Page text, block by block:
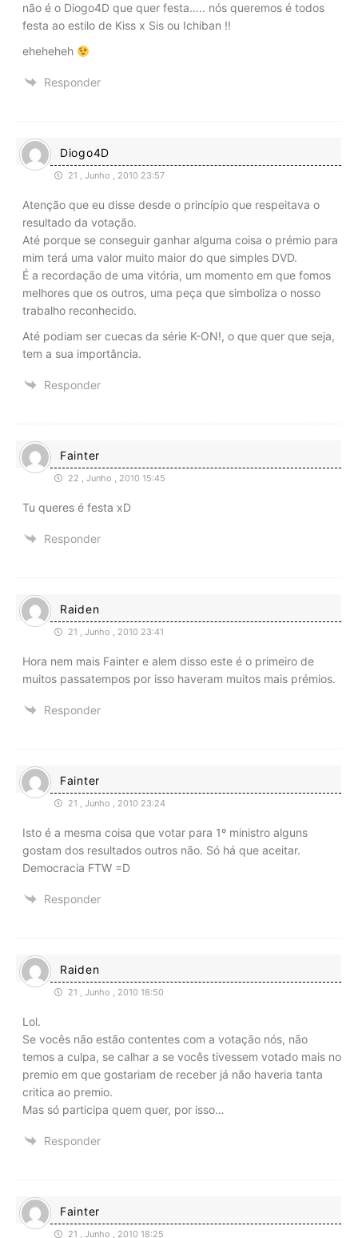
não é o Diogo4D que quer festa….. nós queremos é todos
festa ao estilo de Kiss x Sis ou Ichiban !!
eheheheh
Responder
Diogo4D
21 , Junho , 2010 23:57
Atenção que eu disse desde o princípio que respeitava o
resultado da votação.
Até porque se conseguir ganhar alguma coisa o prémio para
mim terá uma valor muito maior do que simples DVD.
É a recordação de uma vitória, um momento em que fomos
melhores que os outros, uma peça que simboliza o nosso
trabalho reconhecido.
Até podiam ser cuecas da série K-ON!, o que quer que seja,
tem a sua importância.
Responder
Fainter
22 , Junho , 2010 15:45
Tu queres é festa xD
Responder
Raiden
21 , Junho , 2010 23:41
Hora nem mais Fainter e alem disso este é o primeiro de
muitos passatempos por isso haveram muitos mais prémios.
Responder
Fainter
21 , Junho , 2010 23:24
Isto é a mesma coisa que votar para 1º ministro alguns
gostam dos resultados outros não. Só há que aceitar.
Democracia FTW =D
Responder
Raiden
21 , Junho , 2010 18:50
Lol.
Se vocês não estão contentes com a votação nós, não
temos a culpa, se calhar a se vocês tivessem votado mais no
premio em que gostariam de receber já não haveria tanta
critica ao premio.
Mas só participa quem quer, por isso…
Responder
Fainter
21 , Junho , 2010 18:25